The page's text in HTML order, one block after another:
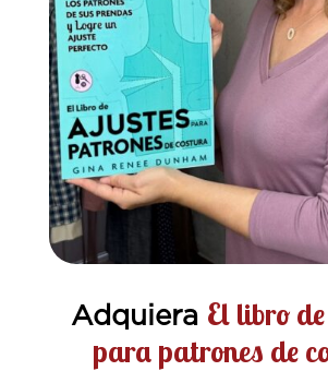
Adquiera El libro
para patrones de